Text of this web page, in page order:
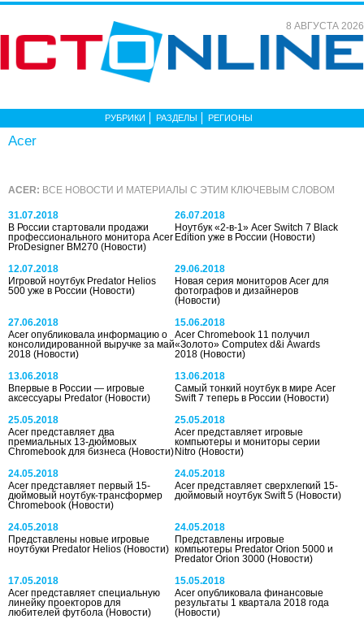
8 АВГУСТА 2026
РУБРИКИ РАЗДЕЛЫ РЕГИОНЫ
Acer
ACER: ВСЕ НОВОСТИ И МАТЕРИАЛЫ С ЭТИМ КЛЮЧЕВЫМ СЛОВОМ
31.07.2018
В России стартовали продажи
профессионального монитора Acer
ProDesigner BM270 (Новости)
26.07.2018
Ноутбук «2-в-1» Acer Switch 7 Black
Edition уже в России(Новости)
12.07.2018
Игровой ноутбук Predator Helios
500 уже в России (Новости)
29.06.2018
Новая серия мониторов Acer для
фотографов и дизайнеров
(Новости)
27.06.2018
Acer опубликовала информацию о
консолидированной выручке за май
2018 (Новости)
15.06.2018
Acer Chromebook 11 получил
«Золото» Computex d&i Awards
2018(Новости)
13.06.2018
Впервые в России — игровые
аксессуары Predator (Новости)
13.06.2018
Самый тонкий ноутбук в мире Acer
Swift 7 теперь в России(Новости)
25.05.2018
Acer представляет два
премиальных 13-дюймовых
Chromebook для бизнеса (Новости)
25.05.2018
Acer представляет игровые
компьютеры и мониторы серии
Nitro(Новости)
24.05.2018
Acer представляет первый 15-
дюймовый ноутбук-трансформер
Chromebook (Новости)
24.05.2018
Acer представляет сверхлегкий 15-
дюймовый ноутбук Swift 5(Новости)
24.05.2018
Представлены новые игровые
ноутбуки Predator Helios (Новости)
24.05.2018
Представлены игровые
компьютеры Predator Orion 5000 и
Predator Orion 3000(Новости)
17.05.2018
Acer представляет специальную
линейку проекторов для
любителей футбола (Новости)
15.05.2018
Acer опубликовала финансовые
результаты 1 квартала 2018 года
(Новости)